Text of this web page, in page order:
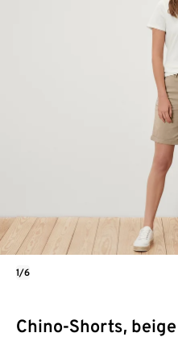
Chino-Shorts, beige
1/6